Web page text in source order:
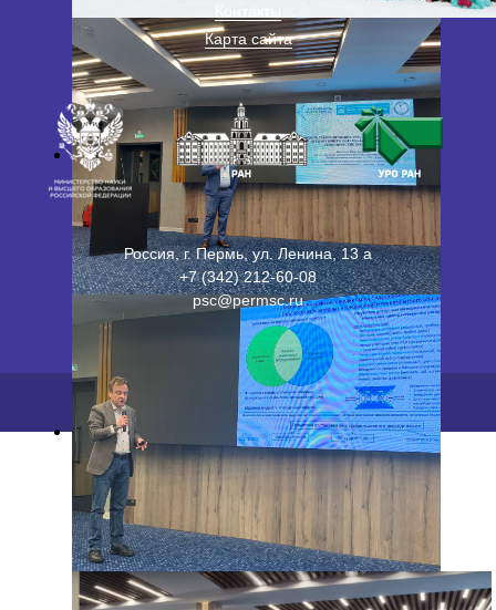
Карта сайта
Россия, г. Пермь, ул. Ленина, 13 а
+7 (342) 212-60-08
psc@permsc.ru
ПФИЦ УрО РАН